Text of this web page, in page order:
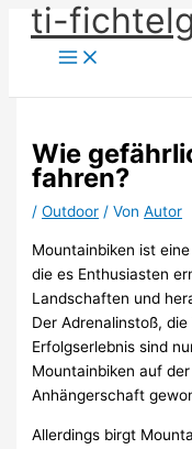
Zum
Inhalt
springen
ti-
Wie
fahren?
/Outdoor / VonAutor
Mountainbiken ist
die es Enthusiasten
Landschaften und
Der Adrenalinstoß,
Erfolgserlebnis sind
Mountainbiken auf
Anhängerschaft
Allerdings birgt